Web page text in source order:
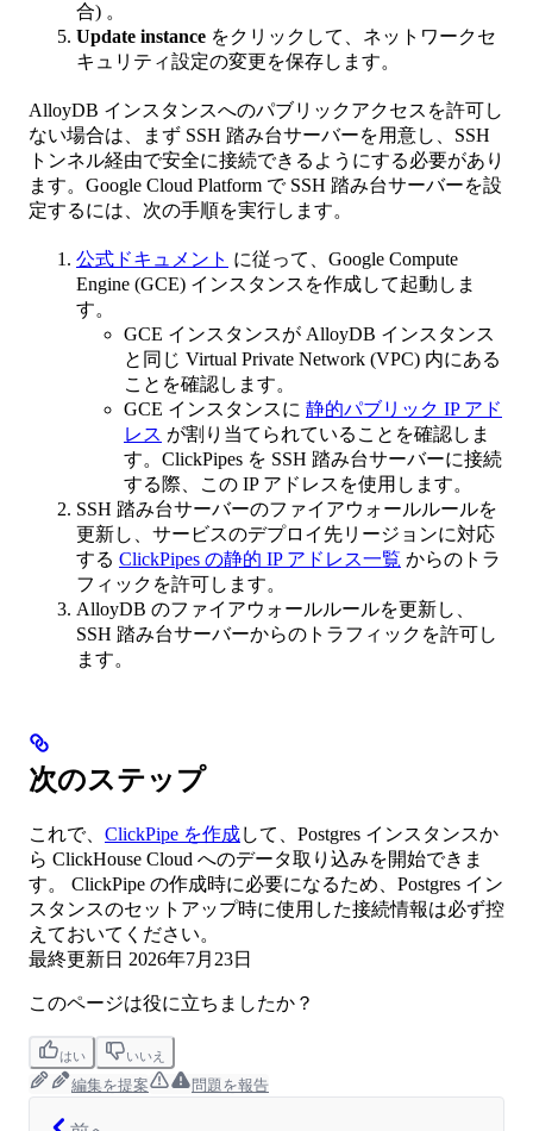
合) 。
Update instance をクリックして、ネットワークセ
キュリティ設定の変更を保存します。
AlloyDB インスタンスへのパブリックアクセスを許可し
ない場合は、まず SSH 踏み台サーバーを用意し、SSH
トンネル経由で安全に接続できるようにする必要があり
ます。Google Cloud Platform で SSH 踏み台サーバーを設
定するには、次の手順を実行します。
公式ドキュメント に従って、Google Compute
Engine (GCE) インスタンスを作成して起動しま
す。
GCE インスタンスが AlloyDB インスタンス
と同じ Virtual Private Network (VPC) 内にある
ことを確認します。
GCE インスタンスに 静的パブリック IP アド
レス が割り当てられていることを確認しま
す。ClickPipes を SSH 踏み台サーバーに接続
する際、この IP アドレスを使用します。
SSH 踏み台サーバーのファイアウォールルールを
更新し、サービスのデプロイ先リージョンに対応
する ClickPipes の静的 IP アドレス一覧 からのトラ
フィックを許可します。
AlloyDB のファイアウォールルールを更新し、
SSH 踏み台サーバーからのトラフィックを許可し
ます。
次のステップ
これで、 ClickPipe を作成して、Postgres インスタンスか
ら ClickHouse Cloud へのデータ取り込みを開始できま
す。 ClickPipe の作成時に必要になるため、Postgres イン
スタンスのセットアップ時に使用した接続情報は必ず控
えておいてください。
最終更新日 2026年7月23日
このページは役に立ちましたか？
はい いいえ
編集を提案 問題を報告